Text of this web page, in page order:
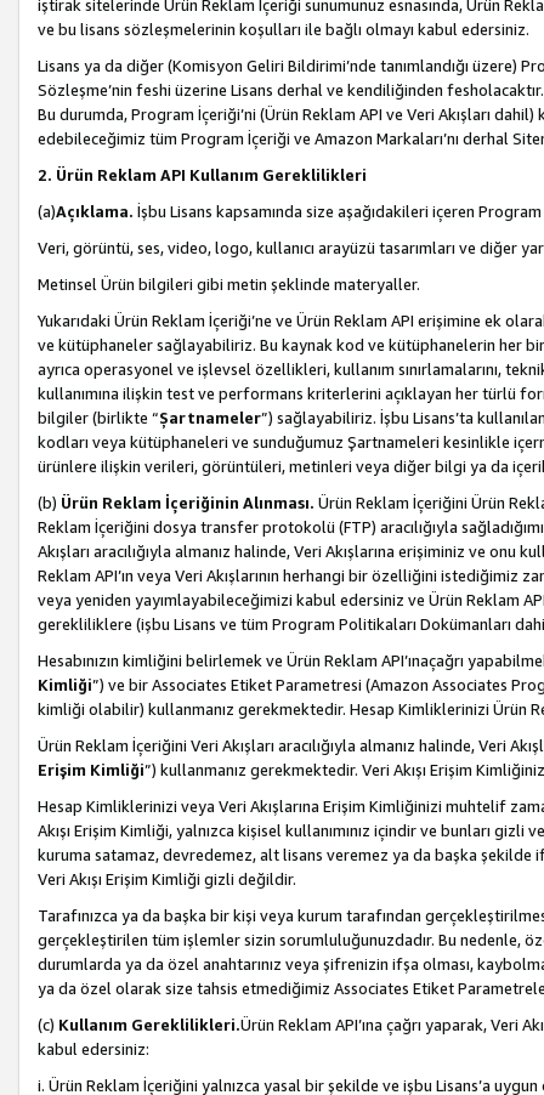
iştirak sitelerinde Ürün Reklam İçeriği sunumunuz esnasında, Ürün
ve bu lisans sözleşmelerinin koşulları ile bağlı olmayı kabul edersiniz.
Lisans ya da diğer (Komisyon Geliri Bildirimi’nde tanımlandığı üzere)
Sözleşme’nin feshi üzerine Lisans derhal ve kendiliğinden
Bu durumda, Program İçeriği’ni (Ürün Reklam API ve Veri Akışları
edebileceğimiz tüm Program İçeriği ve Amazon Markaları’nı derhal
2. Ürün Reklam API Kullanım Gereklilikleri
(a)Açıklama. İşbu Lisans kapsamında size aşağıdakileri içeren
Veri, görüntü, ses, video, logo, kullanıcı arayüzü tasarımları ve diğer
Metinsel Ürün bilgileri gibi metin şeklinde materyaller.
Yukarıdaki Ürün Reklam İçeriği’ne ve Ürün Reklam API erişimine ek
ve kütüphaneler sağlayabiliriz. Bu kaynak kod ve kütüphanelerin her
ayrıca operasyonel ve işlevsel özellikleri, kullanım sınırlamalarını,
kullanımına ilişkin test ve performans kriterlerini açıklayan her türlü
bilgiler (birlikte “Şartnameler”) sağlayabiliriz. İşbu Lisans’ta
kodları veya kütüphaneleri ve sunduğumuz Şartnameleri kesinlikle
ürünlere ilişkin verileri, görüntüleri, metinleri veya diğer bilgi ya da
(b) Ürün Reklam İçeriğinin Alınması. Ürün Reklam İçeriğini Ürün
Reklam İçeriğini dosya transfer protokolü (FTP) aracılığıyla
Akışları aracılığıyla almanız halinde, Veri Akışlarına erişiminiz ve onu
Reklam API’ın veya Veri Akışlarının herhangi bir özelliğini
veya yeniden yayımlayabileceğimizi kabul edersiniz ve Ürün Reklam
gerekliliklere (işbu Lisans ve tüm Program Politikaları Dokümanları
Hesabınızın kimliğini belirlemek ve Ürün Reklam API’ınaçağrı
Kimliği”) ve bir Associates Etiket Parametresi (Amazon Associates
kimliği olabilir) kullanmanız gerekmektedir. Hesap Kimliklerinizi Ürün
Ürün Reklam İçeriğini Veri Akışları aracılığıyla almanız halinde, Veri
Erişim Kimliği”) kullanmanız gerekmektedir. Veri Akışı Erişim
Hesap Kimliklerinizi veya Veri Akışlarına Erişim Kimliğinizi muhtelif
Akışı Erişim Kimliği, yalnızca kişisel kullanımınız içindir ve bunları
kuruma satamaz, devredemez, alt lisans veremez ya da başka şekilde
Veri Akışı Erişim Kimliği gizli değildir.
Tarafınızca ya da başka bir kişi veya kurum tarafından
gerçekleştirilen tüm işlemler sizin sorumluluğunuzdadır. Bu nedenle,
durumlarda ya da özel anahtarınız veya şifrenizin ifşa olması,
ya da özel olarak size tahsis etmediğimiz Associates Etiket
(c) Kullanım Gereklilikleri.Ürün Reklam API’ına çağrı yaparak, Veri
kabul edersiniz:
i. Ürün Reklam İçeriğini yalnızca yasal bir şekilde ve işbu Lisans’a uygun